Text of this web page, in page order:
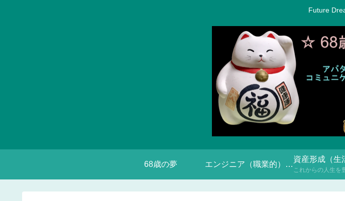
Future
68歳の夢 エンジニア（職業的）な話
資産形成（生